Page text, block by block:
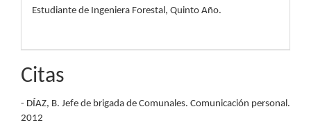
Estudiante de Ingeniera Forestal, Quinto Año.
Citas
- DÍAZ, B. Jefe de brigada de Comunales. Comunicación personal.
2012